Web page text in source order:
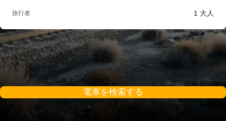
旅行者 1 大人
電車を検索する